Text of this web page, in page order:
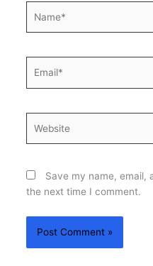
Save my name, email,
the next time I comment.